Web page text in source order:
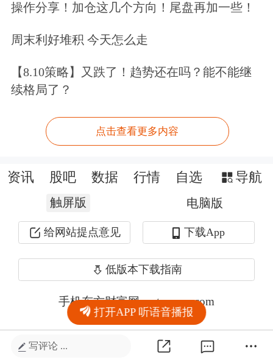
操作分享！加仓这几个方向！尾盘再加一些！
周末利好堆积 今天怎么走
【8.10策略】又跌了！趋势还在吗？能不能继
续格局了？
点击查看更多内容
写评论 ...
打开APP 听语音播报
资讯 股吧 数据 行情 自选 导航
触屏版 电脑版
给网站提点意见 下载App
低版本下载指南
手机东方财富网 eastmoney.com
网站备案号:沪ICP备05006054号-11